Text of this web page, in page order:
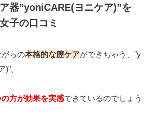
器”yoniCARE(ヨニケア)”を
子の口コミ
らの本格的な膣ケアができちゃう、”y
。
方が効果を実感できているのでしょう